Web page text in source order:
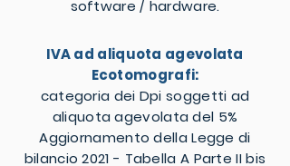
software / hardware.
IVA ad aliquota agevolata
Ecotomografi:
categoria dei Dpi soggetti ad
aliquota agevolata del 5%
Aggiornamento della Legge di
bilancio 2021 - Tabella A Parte II bis